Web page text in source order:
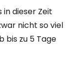
in dieser Zeit
nicht so viel
bis zu 5 Tage